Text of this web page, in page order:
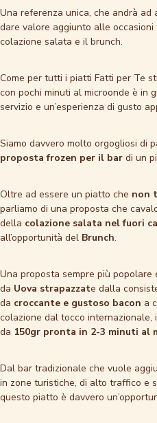
Una referenza unica, che andrà
dare valore aggiunto alle
colazione salata e il brunch.
Come per tutti i piatti Fatti per Te
con pochi minuti al microonde è in
servizio e un’esperienza di gusto
Siamo davvero molto orgogliosi di
proposta frozen per il bar di un
Oltre ad essere un piatto che non
parliamo di una proposta che
della colazione salata nel fuori
all’opportunità del Brunch.
Una proposta sempre più
da Uova strapazzate dalla
da croccante e gustoso bacon a
colazione dal tocco internazionale,
da 150gr pronta in 2-3 minuti al
Dal bar tradizionale che vuole
in zone turistiche, di alto traffico e
questo piatto è davvero